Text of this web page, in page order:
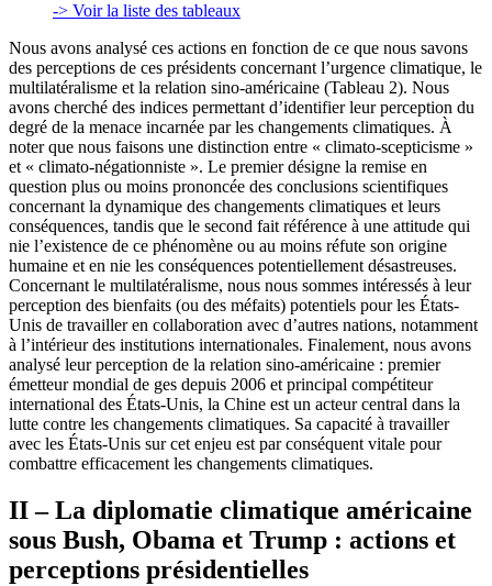
-> Voir la liste des tableaux
Nous avons analysé ces actions en fonction de ce que nous savons
des perceptions de ces présidents concernant l’urgence climatique, le
multilatéralisme et la relation sino-américaine (Tableau 2). Nous
avons cherché des indices permettant d’identifier leur perception du
degré de la menace incarnée par les changements climatiques. À
noter que nous faisons une distinction entre « climato-scepticisme »
et « climato-négationniste ». Le premier désigne la remise en
question plus ou moins prononcée des conclusions scientifiques
concernant la dynamique des changements climatiques et leurs
conséquences, tandis que le second fait référence à une attitude qui
nie l’existence de ce phénomène ou au moins réfute son origine
humaine et en nie les conséquences potentiellement désastreuses.
Concernant le multilatéralisme, nous nous sommes intéressés à leur
perception des bienfaits (ou des méfaits) potentiels pour les États-
Unis de travailler en collaboration avec d’autres nations, notamment
à l’intérieur des institutions internationales. Finalement, nous avons
analysé leur perception de la relation sino-américaine : premier
émetteur mondial de ges depuis 2006 et principal compétiteur
international des États-Unis, la Chine est un acteur central dans la
lutte contre les changements climatiques. Sa capacité à travailler
avec les États-Unis sur cet enjeu est par conséquent vitale pour
combattre efficacement les changements climatiques.
II – La diplomatie climatique américaine
sous Bush, Obama et Trump : actions et
perceptions présidentielles